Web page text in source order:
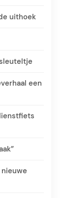
uithoek
een